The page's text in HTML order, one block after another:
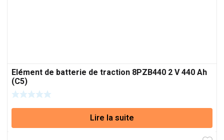
Elément de batterie de traction 8PZB440 2 V 440 Ah
(C5)
Lire la suite